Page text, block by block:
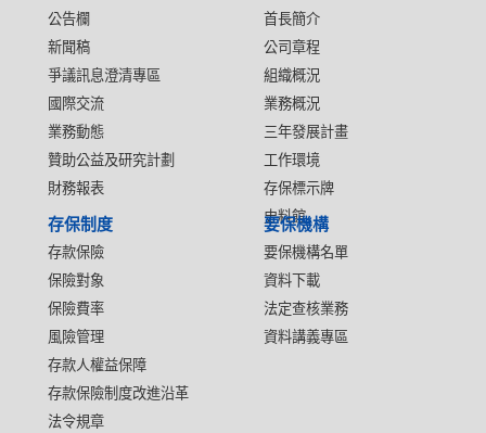
公告欄
新聞稿
爭議訊息澄清專區
國際交流
業務動態
贊助公益及研究計劃
財務報表
首長簡介
公司章程
組織概況
業務概況
三年發展計畫
工作環境
存保標示牌
史料館
存保制度
存款保險
保險對象
保險費率
風險管理
存款人權益保障
存款保險制度改進沿革
法令規章
要保機構
要保機構名單
資料下載
法定查核業務
資料講義專區